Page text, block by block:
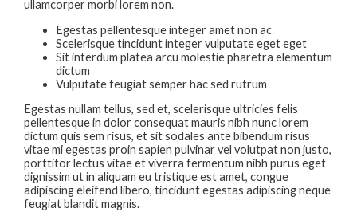
ullamcorper morbi lorem non.
Egestas pellentesque integer amet non ac
Scelerisque tincidunt integer vulputate eget eget
Sit interdum platea arcu molestie pharetra elementum
dictum
Vulputate feugiat semper hac sed rutrum
Egestas nullam tellus, sed et, scelerisque ultricies felis
pellentesque in dolor consequat mauris nibh nunc lorem
dictum quis sem risus, et sit sodales ante bibendum risus
vitae mi egestas proin sapien pulvinar vel volutpat non justo,
porttitor lectus vitae et viverra fermentum nibh purus eget
dignissim ut in aliquam eu tristique est amet, congue
adipiscing eleifend libero, tincidunt egestas adipiscing neque
feugiat blandit magnis.